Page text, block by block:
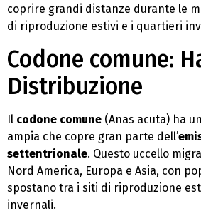
coprire grandi distanze durante le
di riproduzione estivi e i quartieri
Codone comune:
Distribuzione
Il codone comune (Anas acuta) ha
ampia che copre gran parte dell’
settentrionale. Questo uccello
Nord America, Europa e Asia, con
spostano tra i siti di riproduzione
invernali.